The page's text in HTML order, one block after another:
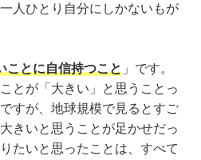
人ひとり自分にしかないもが
ことに自信持つこと 」です。
とが「大きい」と思うことっ
すが、地球規模で見るとすご
きいと思うことが足かせだっ
たいと思ったことは、すべて